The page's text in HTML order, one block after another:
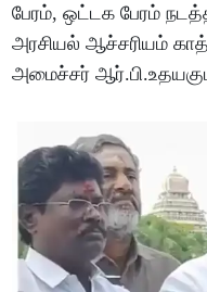
பேரம், ஒட்டக பேரம்
அரசியல் ஆச்சரியம்
அமைச்சர்